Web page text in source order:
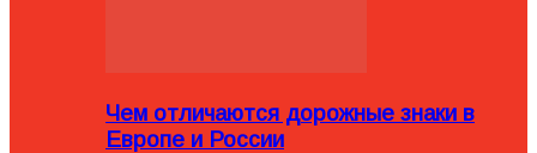
Чем отличаются дорожные знаки в
Европе и России